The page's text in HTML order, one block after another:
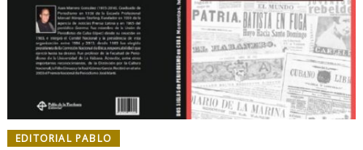
EDITORIAL PABLO